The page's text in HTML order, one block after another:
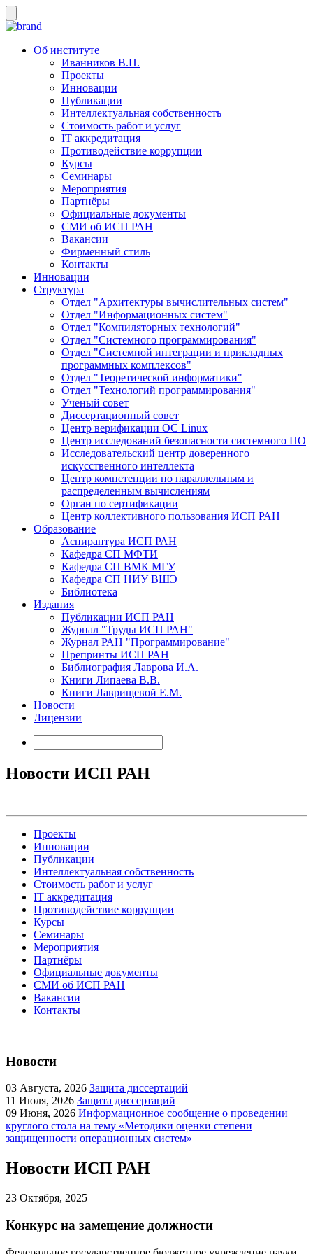
Об институте
Иванников В.П.
Проекты
Инновации
Публикации
Интеллектуальная собственность
Стоимость работ и услуг
IT аккредитация
Противодействие коррупции
Курсы
Семинары
Мероприятия
Партнёры
Официальные документы
СМИ об ИСП РАН
Вакансии
Фирменный стиль
Контакты
Инновации
Структура
Отдел "Архитектуры вычислительных систем"
Отдел "Информационных систем"
Отдел "Компиляторных технологий"
Отдел "Системного программирования"
Отдел "Системной интеграции и прикладных
программных комплексов"
Отдел "Теоретической информатики"
Отдел "Технологий программирования"
Ученый совет
Диссертационный совет
Центр верификации ОС Linux
Центр исследований безопасности системного ПО
Исследовательский центр доверенного
искусственного интеллекта
Центр компетенции по параллельным и
распределенным вычислениям
Орган по сертификации
Центр коллективного пользования ИСП РАН
Образование
Аспирантура ИСП РАН
Кафедра СП МФТИ
Кафедра СП ВМК МГУ
Кафедра СП НИУ ВШЭ
Библиотека
Издания
Публикации ИСП РАН
Журнал "Труды ИСП РАН"
Журнал РАН "Программирование"
Препринты ИСП РАН
Библиография Лаврова И.А.
Книги Липаева В.В.
Книги Лаврищевой Е.М.
Новости
Лицензии
Новости ИСП РАН
Проекты
Инновации
Публикации
Интеллектуальная собственность
Стоимость работ и услуг
IT аккредитация
Противодействие коррупции
Курсы
Семинары
Мероприятия
Партнёры
Официальные документы
СМИ об ИСП РАН
Вакансии
Контакты
Новости
03 Августа, 2026 Защита диссертаций
11 Июля, 2026 Защита диссертаций
09 Июня, 2026 Информационное сообщение о проведении
круглого стола на тему «Методики оценки степени
защищенности операционных систем»
Новости ИСП РАН
23 Октября, 2025
Конкурс на замещение должности